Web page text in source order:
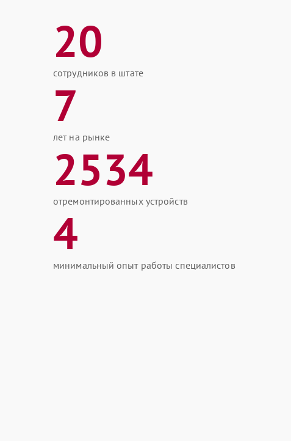
20
сотрудников в штате
7
лет на рынке
2534
отремонтированных устройств
4
минимальный опыт работы специалистов